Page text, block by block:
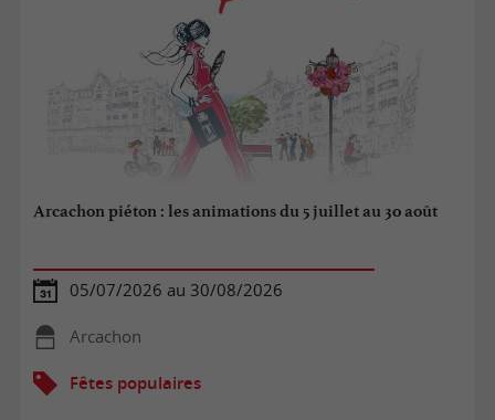
Arcachon piéton : les animations du 5 juillet au 30 août
05/07/2026 au 30/08/2026
Arcachon
Fêtes populaires